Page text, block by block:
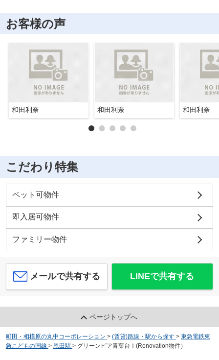
お客様の声
和田利奈 和田利奈 和田利奈
こだわり特集
ペット可物件
即入居可物件
ファミリー物件
メールで共有する LINEで共有する
ページトップへ
町田・相模原の丸中コーポレーション > (賃貸)路線・駅から探す > 東急電鉄東
急こどもの国線 > 恩田駅 > グリーンピア青葉台Ⅰ(Renovation物件）